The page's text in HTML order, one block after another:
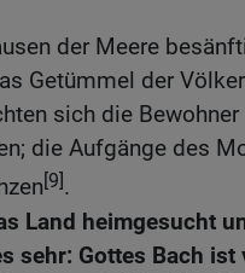
der Meere
Getümmel der
sich die
die Aufgänge des
[9].
Land heimgesucht
sehr: Gottes Bach